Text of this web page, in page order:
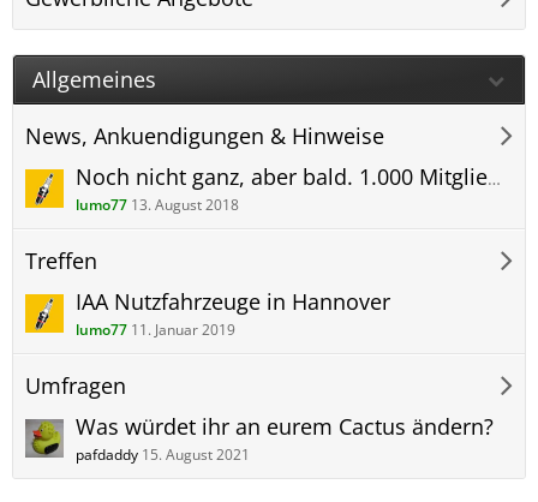
Allgemeines
News, Ankuendigungen & Hinweise
Noch nicht ganz, aber bald. 1.000 Mitglieder im Cactus-Forum !
lumo77 13. August 2018
Treffen
IAA Nutzfahrzeuge in Hannover
lumo77 11. Januar 2019
Umfragen
Was würdet ihr an eurem Cactus ändern?
pafdaddy 15. August 2021